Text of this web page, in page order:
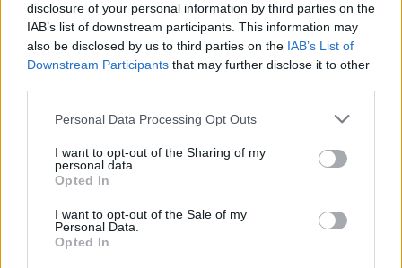
disclosure of your personal information by third parties on the
IAB’s list of downstream participants. This information may
also be disclosed by us to third parties on the IAB’s List of
Downstream Participants that may further disclose it to other
Personal Data Processing Opt Outs
I want to opt-out of the Sharing of my
personal data.
Opted In
I want to opt-out of the Sale of my
Personal Data.
Opted In
31 Αυγούστου 2022
Βάλε Τη Ζώνη Σου & Πάμε Μια Εικονική Βόλτα Στο